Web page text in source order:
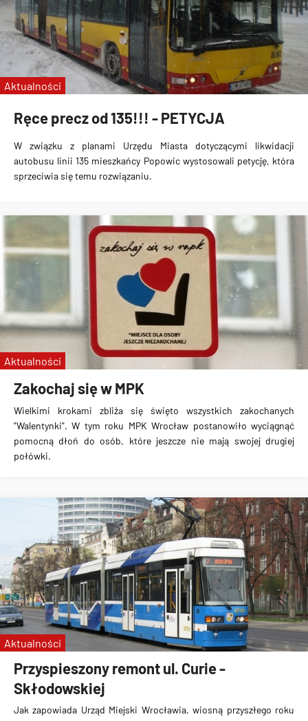
Ręce precz od 135!!! - PETYCJA
W związku z planami Urzędu Miasta dotyczącymi likwidacji
autobusu linii 135 mieszkańcy Popowic wystosowali petycję, która
sprzeciwia się temu rozwiązaniu.
Aktualności
Zakochaj się w MPK
Wielkimi krokami zbliża się święto wszystkich zakochanych
"Walentynki".W tym roku MPK Wrocław postanowiło wyciągnąć
pomocną dłoń do osób, które jeszcze nie mają swojej drugiej
połówki.
Aktualności
Przyspieszony remont ul. Curie -
Skłodowskiej
Jak zapowiada Urząd Miejski Wrocławia, wiosną przyszłego roku
Aktualności